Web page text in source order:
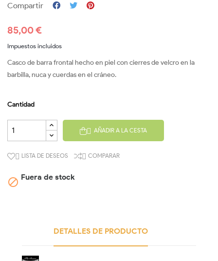
Compartir
85,00 €
Impuestos incluidos
Casco de barra frontal hecho en piel con cierres de velcro en la
barbilla, nuca y cuerdas en el cráneo.
Cantidad
 AÑADIR A LA CESTA
 LISTA DE DESEOS  COMPARAR
 Fuera de stock
DETALLES DE PRODUCTO